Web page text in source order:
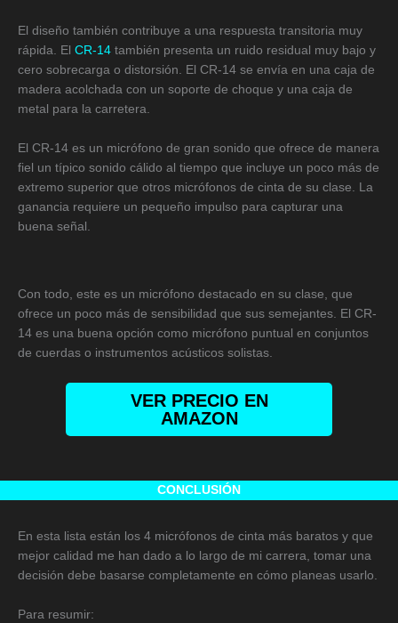
El diseño también contribuye a una respuesta transitoria muy
rápida. El CR-14 también presenta un ruido residual muy bajo y
cero sobrecarga o distorsión. El CR-14 se envía en una caja de
madera acolchada con un soporte de choque y una caja de
metal para la carretera.
El CR-14 es un micrófono de gran sonido que ofrece de manera
fiel un típico sonido cálido al tiempo que incluye un poco más de
extremo superior que otros micrófonos de cinta de su clase. La
ganancia requiere un pequeño impulso para capturar una
buena señal.
Con todo, este es un micrófono destacado en su clase, que
ofrece un poco más de sensibilidad que sus semejantes. El CR-
14 es una buena opción como micrófono puntual en conjuntos
de cuerdas o instrumentos acústicos solistas.
VER PRECIO EN
AMAZON
CONCLUSIÓN
En esta lista están los 4 micrófonos de cinta más baratos y que
mejor calidad me han dado a lo largo de mi carrera, tomar una
decisión debe basarse completamente en cómo planeas usarlo.
Para resumir: